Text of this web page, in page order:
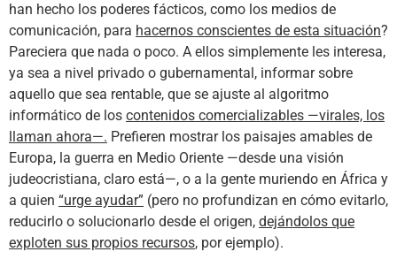
han hecho los poderes fácticos, como los medios de
comunicación, para hacernos conscientes de esta situación?
Pareciera que nada o poco. A ellos simplemente les interesa,
ya sea a nivel privado o gubernamental, informar sobre
aquello que sea rentable, que se ajuste al algoritmo
informático de los contenidos comercializables —virales, los
llaman ahora—. Prefieren mostrar los paisajes amables de
Europa, la guerra en Medio Oriente —desde una visión
judeocristiana, claro está—, o a la gente muriendo en África y
a quien “urge ayudar” (pero no profundizan en cómo evitarlo,
reducirlo o solucionarlo desde el origen, dejándolos que
exploten sus propios recursos, por ejemplo).